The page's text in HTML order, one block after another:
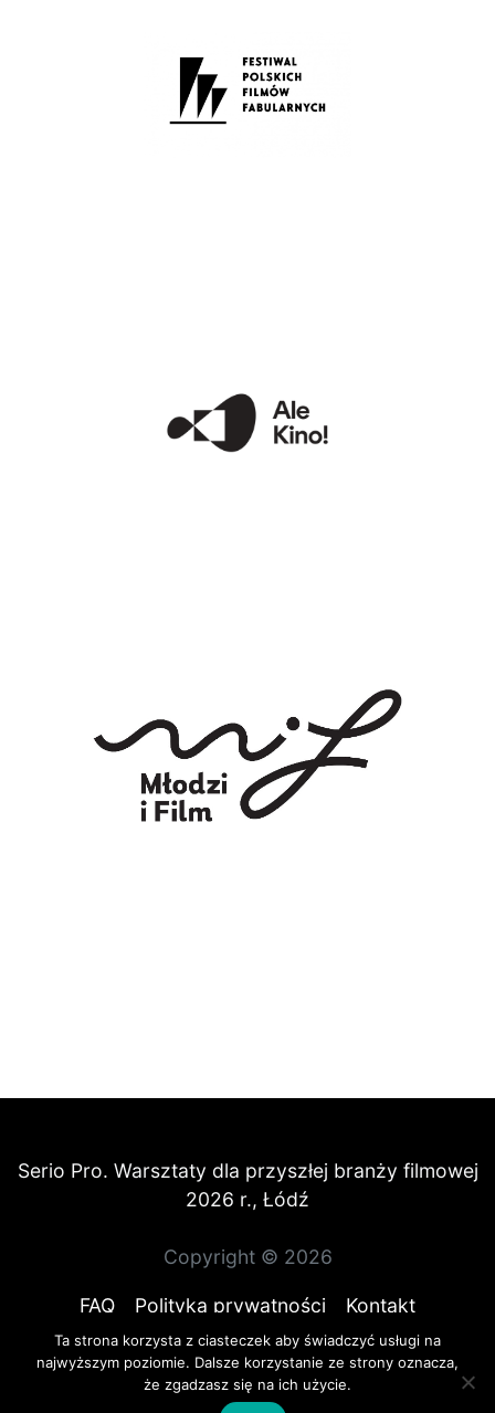
Serio Pro. Warsztaty dla przyszłej branży filmowej
2026 r., Łódź
Copyright © 2026
FAQ Polityka prywatności Kontakt
Ta strona korzysta z ciasteczek aby świadczyć usługi na
najwyższym poziomie. Dalsze korzystanie ze strony oznacza,
że zgadzasz się na ich użycie.